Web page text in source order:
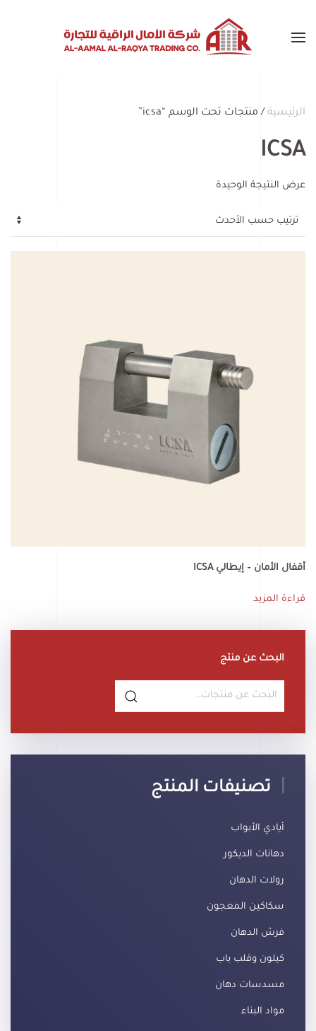
Skip to main content
الرئيسية / منتجات تحت الوسم “icsa”
ICSA
عرض النتيجة الوحيدة
أقفال الأمان – إيطالي ICSA
قراءة المزيد
البحث عن منتج
البحث
تصنيفات المنتج
أيادي الأبواب
دهانات الديكور
رولات الدهان
سكاكين المعجون
فرش الدهان
كيلون وقلب باب
مسدسات دهان
مواد البناء